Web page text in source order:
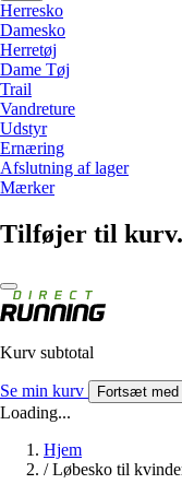
Herresko
Damesko
Herretøj
Dame Tøj
Trail
Vandreture
Udstyr
Ernæring
Afslutning af lager
Mærker
Tilføjer til
Kurv subtotal
Se min kurv Fortsæt med
Loading...
Hjem
/ Løbesko til